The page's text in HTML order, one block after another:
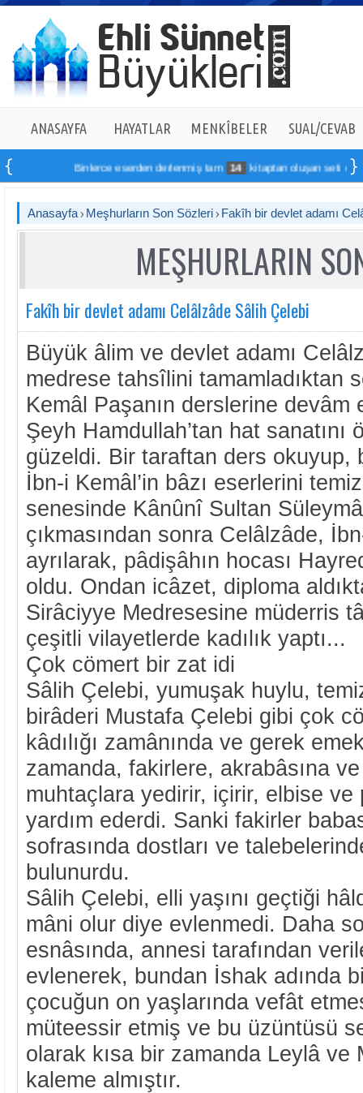
ANASAYFA HAYATLAR MENKÎBELER SUAL/CEVAB
Binlerce eserden derlenmiş tam 14 kitaptan oluşan seti online
Anasayfa Meşhurların Son Sözleri Fakîh bir devlet adamı
MEŞHURLARIN
Fakîh bir devlet adamı Celâlzâde Sâlih Çelebi
Büyük âlim ve devlet adamı
medrese tahsîlini tamamladıktan
Kemâl Paşanın derslerine
Şeyh Hamdullah’tan hat sanatını
güzeldi. Bir taraftan ders okuyup,
İbn-i Kemâl’in bâzı eserlerini
senesinde Kânûnî Sultan
çıkmasından sonra Celâlzâde,
ayrılarak, pâdişâhın hocası
oldu. Ondan icâzet, diploma
Sirâciyye Medresesine müderris
çeşitli vilayetlerde kadılık yaptı...
Çok cömert bir zat idi
Sâlih Çelebi, yumuşak huylu,
birâderi Mustafa Çelebi gibi çok
kâdılığı zamânında ve gerek
zamanda, fakirlere, akrabâsına
muhtaçlara yedirir, içirir, elbise
yardım ederdi. Sanki fakirler
sofrasında dostları ve
bulunurdu.
Sâlih Çelebi, elli yaşını geçtiği
mâni olur diye evlenmedi. Daha
esnâsında, annesi tarafından
evlenerek, bundan İshak adında
çocuğun on yaşlarında vefât
müteessir etmiş ve bu üzüntüsü
olarak kısa bir zamanda Leylâ ve
kaleme almıştır.